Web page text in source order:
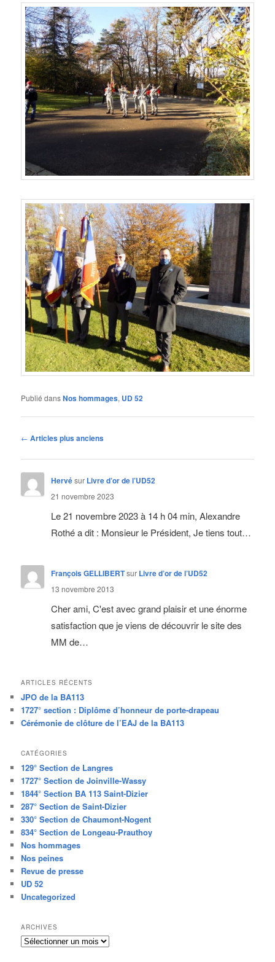
Publié dansNos hommages, UD 52
Navigation
articles
← Articles plus anciens
Hervésur Livre d’or de l’UD52
21 novembre 2023
Le 21 novembre 2023 à 14 h 04 min, Alexandre
Rothé a dit : Monsieur le Président, Je tiens tout…
François GELLIBERTsur Livre d’or de l’UD52
13 novembre 2013
Cher ami, C'est avec grand plaisir et une énorme
satisfaction que je viens de découvrir le site des
MM de…
ARTICLES RÉCENTS
JPO de la BA113
1727° section : Diplôme d’honneur de porte-drapeau
Cérémonie de clôture de l’EAJ de la BA113
CATÉGORIES
129° Section de Langres
1727° Section de Joinville-Wassy
1844° Section BA 113 Saint-Dizier
287° Section de Saint-Dizier
330° Section de Chaumont-Nogent
834° Section de Longeau-Prauthoy
Nos hommages
Nos peines
Revue de presse
UD 52
Uncategorized
ARCHIVES
Archives